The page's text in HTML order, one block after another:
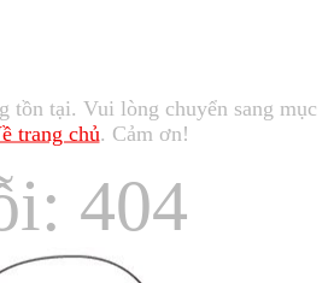
tồn tại. Vui lòng chuyển sang mục
trang chủ. Cảm ơn!
404